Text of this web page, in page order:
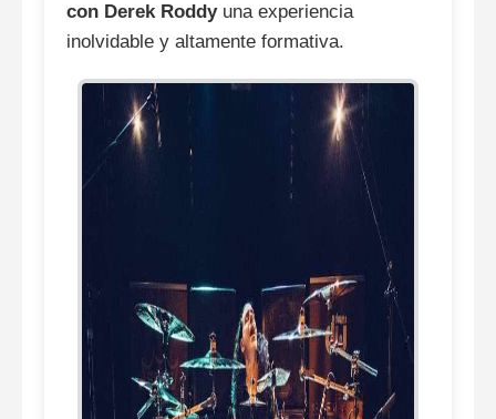
con Derek Roddyuna experiencia
inolvidable y altamente formativa.